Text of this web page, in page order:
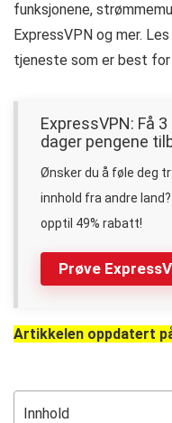
funksjonene,
ExpressVPN og mer.
tjeneste som er best for
Prøve
ExpressVPN: Få
dager pengene
Ønsker du å føle deg
innhold fra andre
opptil 49% rabatt!
Artikkelen oppdatert
Innhold